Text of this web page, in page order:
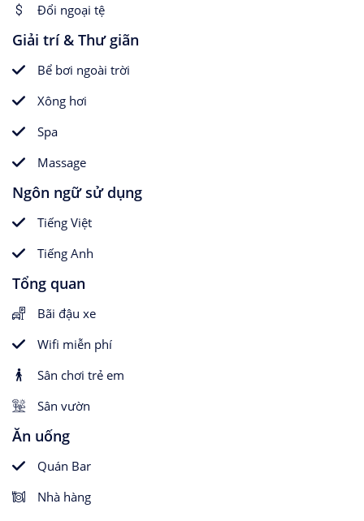
Đổi ngoại tệ
Giải trí & Thư giãn
Bể bơi ngoài trời
Xông hơi
Spa
Massage
Ngôn ngữ sử dụng
Tiếng Việt
Tiếng Anh
Tổng quan
Bãi đậu xe
Wifi miễn phí
Sân chơi trẻ em
Sân vườn
Ăn uống
Quán Bar
Nhà hàng